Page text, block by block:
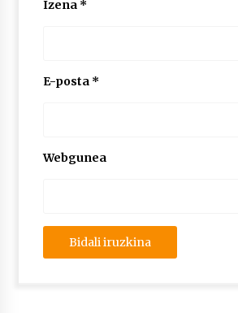
Izena *
E-posta *
Webgunea